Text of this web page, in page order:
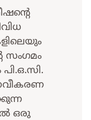
സംഗമം
ഒരു